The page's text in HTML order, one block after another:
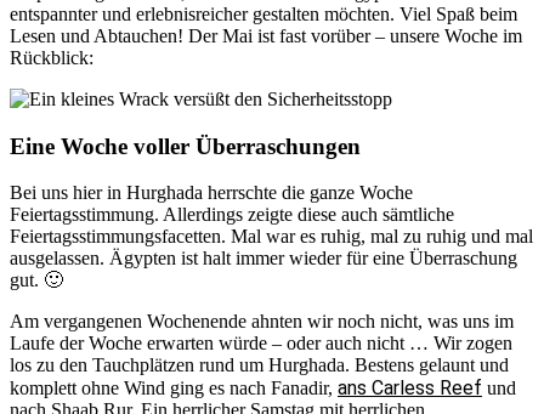
entspannter und erlebnisreicher gestalten möchten. Viel Spaß beim
Lesen und Abtauchen! Der Mai ist fast vorüber – unsere Woche im
Rückblick:
Eine Woche voller Überraschungen
Bei uns hier in Hurghada herrschte die ganze Woche
Feiertagsstimmung. Allerdings zeigte diese auch sämtliche
Feiertagsstimmungsfacetten. Mal war es ruhig, mal zu ruhig und mal
ausgelassen. Ägypten ist halt immer wieder für eine Überraschung
gut. 🙂
Am vergangenen Wochenende ahnten wir noch nicht, was uns im
Laufe der Woche erwarten würde – oder auch nicht … Wir zogen
los zu den Tauchplätzen rund um Hurghada. Bestens gelaunt und
komplett ohne Wind ging es nach Fanadir, ans Carless Reef und